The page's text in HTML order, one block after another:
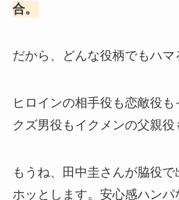
合。
だから、どんな役柄でもハマ
ヒロインの相手役も恋敵役
クズ男役もイクメンの父親役
もうね、田中圭さんが脇役
ホッとします。安心感ハンパ